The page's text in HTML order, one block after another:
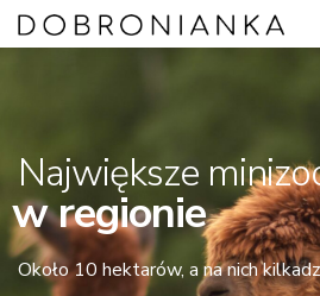
Największe
w regionie
Około 10 hektarów, a na nich